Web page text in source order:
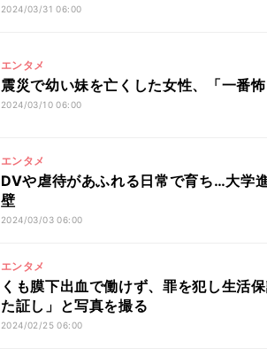
2024/03/31 06:00
エンタメ
震災で幼い妹を亡くした女性、「一番
2024/03/10 06:00
エンタメ
DVや虐待があふれる日常で育ち…大学
壁
2024/03/03 06:00
エンタメ
くも膜下出血で働けず、罪を犯し生活
た証し」と写真を撮る
2024/02/25 06:00